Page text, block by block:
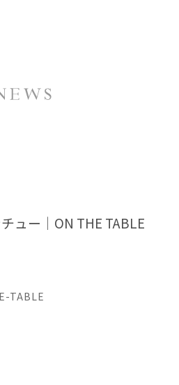
ュー｜ON THE TABLE
TABLE